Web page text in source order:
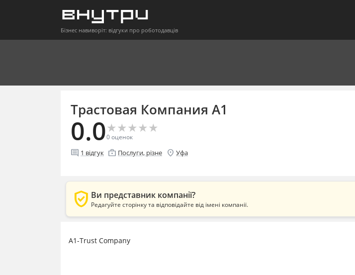
Бізнес навиворіт: відгуки про роботодавців
Трастовая Компания А1
0.0★
★★
★★
★★
★★
★
0оценок
comment 1 відгук enterprise Послуги, різне location_on Уфа
verified_user Ви представник компанії?
Редагуйте сторінку та відповідайте від імені компанії.
A1-Trust Company